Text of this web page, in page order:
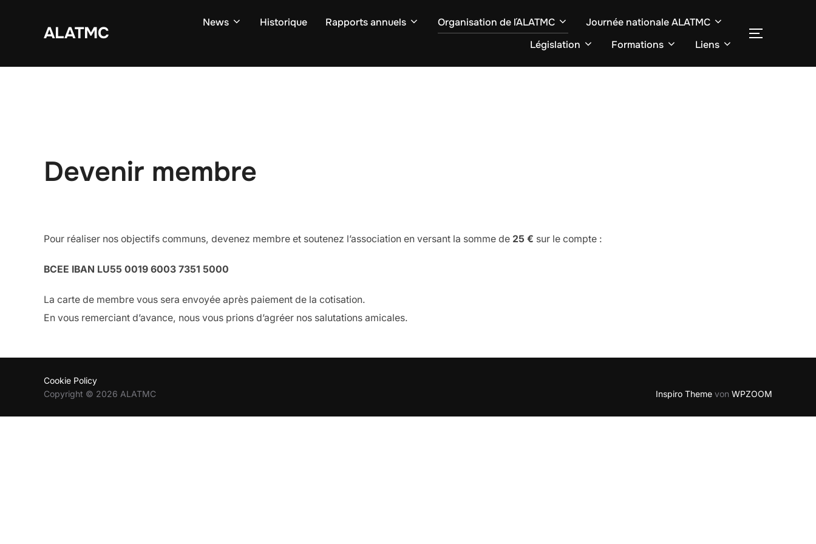
ALATMC
News Historique Rapports annuels Organisation de l´ALATMC
Journée nationale ALATMC
Législation
Formations Liens
Devenir membre
Pour réaliser nos objectifs communs, devenez membre et soutenez l’association en versant la somme de 25 € sur le compte :
BCEE IBAN LU55 0019 6003 7351 5000
La carte de membre vous sera envoyée après paiement de la cotisation.
En vous remerciant d’avance, nous vous prions d’agréer nos salutations amicales.
Cookie Policy
Copyright © 2026 ALATMC
Inspiro Theme von WPZOOM